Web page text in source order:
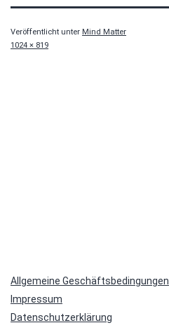
Veröffentlicht unter Mind Matter
Originalgröße
1024 × 819
Allgemeine Geschäftsbedingungen
Impressum
Datenschutzerklärung